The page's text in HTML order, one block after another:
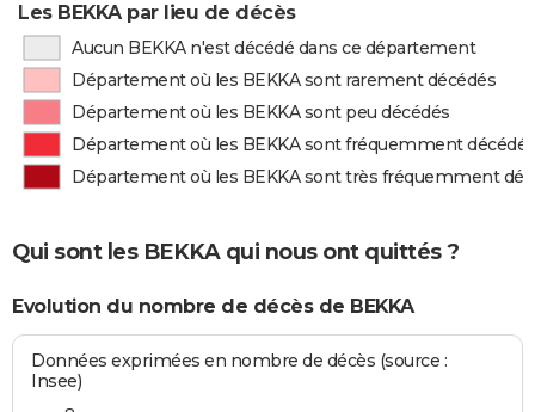
Les BEKKA par lieu de décès
Aucun BEKKA n'est décédé dans ce département
Département où les BEKKA sont rarement décédés
Département où les BEKKA sont peu décédés
Département où les BEKKA sont fréquemment décédés
Département où les BEKKA sont très fréquemment
Qui sont les BEKKA qui nous ont quittés ?
Evolution du nombre de décès de BEKKA
Données exprimées en nombre de décès (source :
Insee)